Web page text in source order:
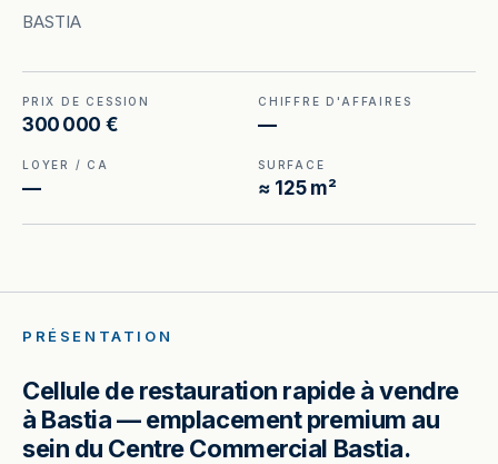
BASTIA
PRIX DE CESSION
300 000 €
CHIFFRE D'AFFAIRES
—
LOYER / CA
—
SURFACE
≈ 125 m²
PRÉSENTATION
Cellule de restauration rapide à vendre
à Bastia — emplacement premium au
sein du Centre Commercial Bastia.